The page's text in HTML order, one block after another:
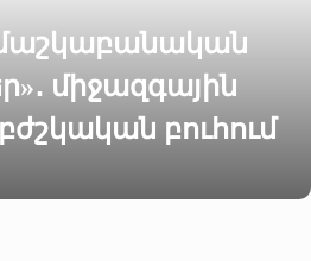
միջազգային
բուհում